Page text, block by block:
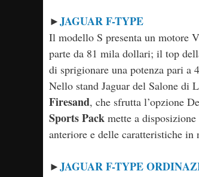
►JAGUAR F-TYPE
Il modello S presenta un motore
parte da 81 mila dollari; il top
di sprigionare una potenza pari a
Nello stand Jaguar del Salone di
Firesand, che sfrutta l’opzione
Sports Pack mette a
anteriore e delle caratteristiche
►JAGUAR F-TYPE